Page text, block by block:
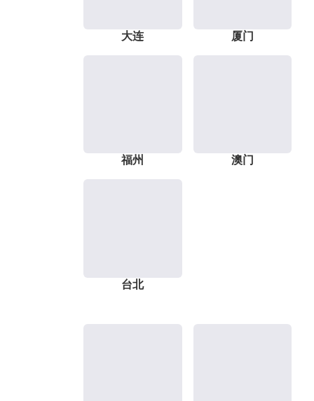
大连 厦门
福州 澳门
台北